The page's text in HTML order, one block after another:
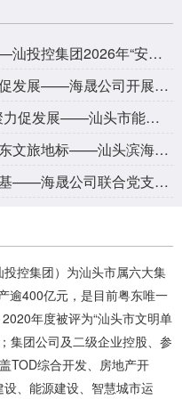
2026年“安全生产月”活动回顾
司开展产业园招商与运营专题培训
能源投资有限公司开展主题党日活动
滨海旅游路专题招商推介会成功举办
联合党支部开展党史主题党日活动
控集团）为汕头市属六大集
逾400亿元，是目前粤东唯一
年度被评为“汕头市文明单
集团公司及二级企业控股、参
TOD综合开发、房地产开
、能源建设、智慧城市运